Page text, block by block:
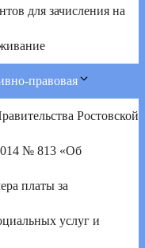
для зачисления на
правовая
Ростовской
№ 813 «Об
платы за
услуг и